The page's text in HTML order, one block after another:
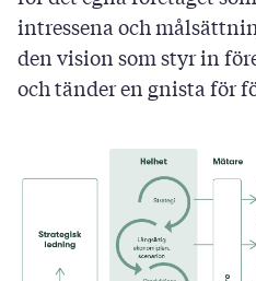
intressena och
den vision som styr in
och tänder en gnista för